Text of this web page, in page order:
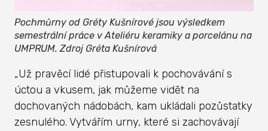
Pochmůrny od Gréty Kušnírové jsou výsledkem
semestrální práce v Ateliéru keramiky a porcelánu na
UMPRUM. Zdroj Gréta Kušnírová
„Už pravěcí lidé přistupovali k pochovávání s
úctou a vkusem, jak můžeme vidět na
dochovaných nádobách, kam ukládali pozůstatky
zesnulého. Vytvářím urny, které si zachovávají